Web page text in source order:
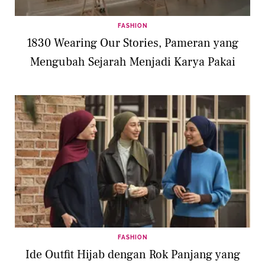
FASHION
1830 Wearing Our Stories, Pameran yang
Mengubah Sejarah Menjadi Karya Pakai
FASHION
Ide Outfit Hijab dengan Rok Panjang yang